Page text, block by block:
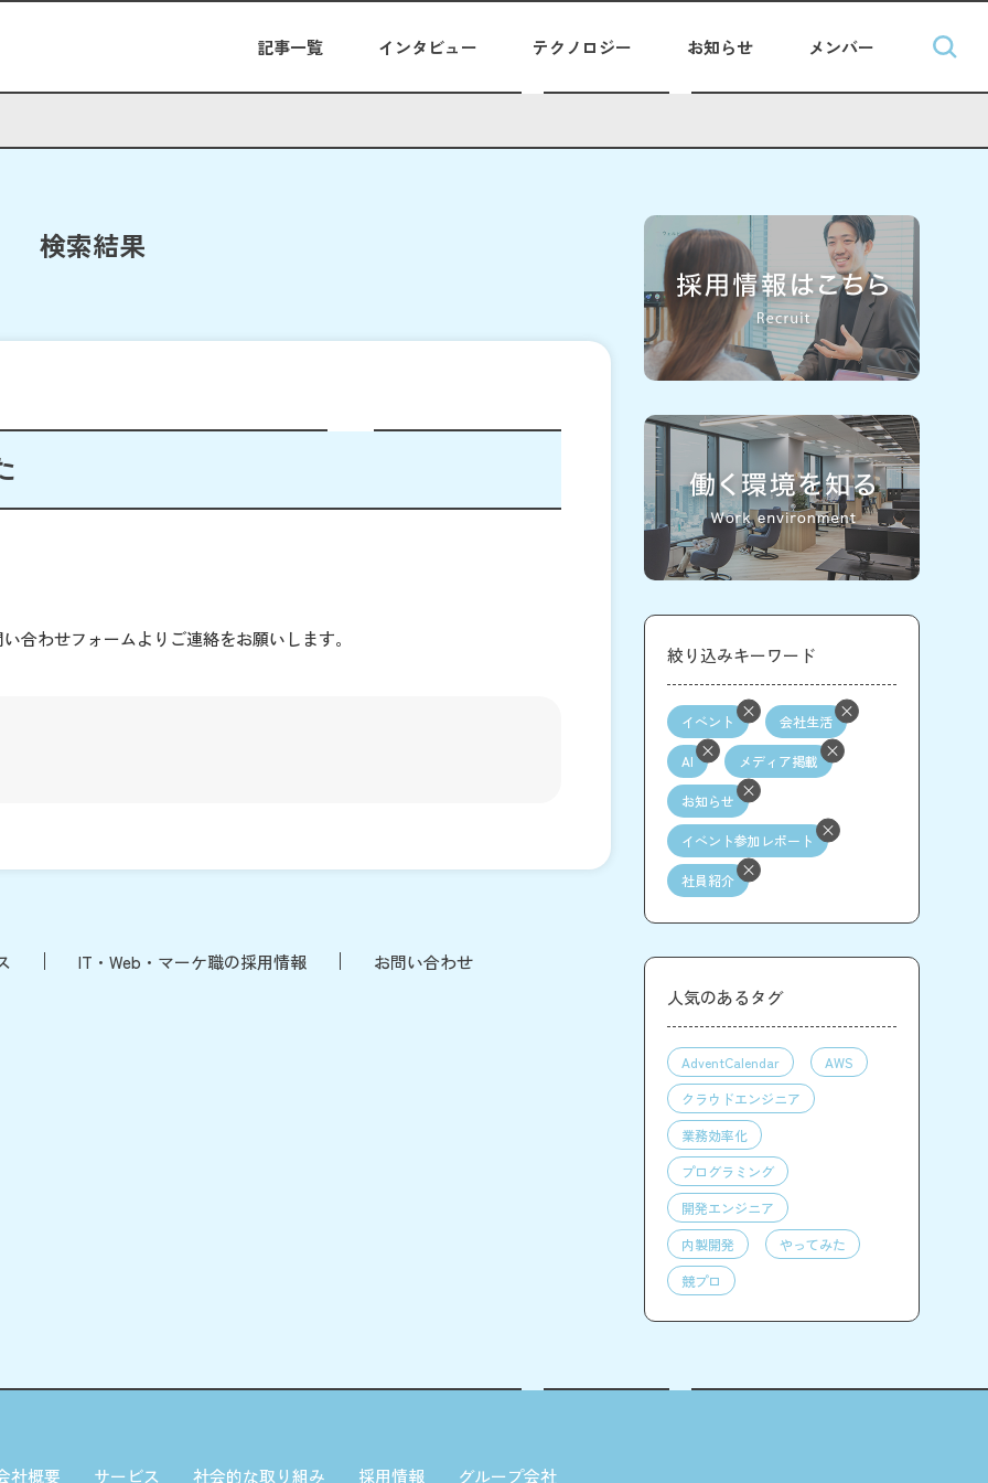
記事一覧 インタビュー テクノロジー お知らせ メンバー
検索結果
合わせフォームよりご連絡をお願いします。
IT・Web・マーケ職の採用情報 お問い合わせ
絞り込みキーワード
イベント 会社生活
AI メディア掲載
お知らせ
イベント参加レポート
社員紹介
人気のあるタグ
AdventCalendar
AWS
クラウドエンジニア
業務効率化
プログラミング
開発エンジニア
内製開発
やってみた
競プロ
社概要 サービス 社会的な取り組み 採用情報 グループ会社